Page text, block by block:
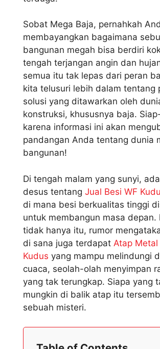
Sobat Mega Baja, pernahkah
membayangkan bagaimana
bangunan megah bisa berdiri
tengah terjangan angin dan
semua itu tak lepas dari peran
kita telusuri lebih dalam tentang
solusi yang ditawarkan oleh
konstruksi, khususnya baja.
karena informasi ini akan
pandangan Anda tentang dunia
bangunan!
Di tengah malam yang sunyi,
desus tentang Jual Besi WF
di mana besi berkualitas tinggi
untuk membangun masa depan.
tidak hanya itu, rumor
di sana juga terdapat Atap Metal
Kudus yang mampu melindungi
cuaca, seolah-olah menyimpan
yang tak terungkap. Siapa yang
mungkin di balik atap itu
sebuah misteri.